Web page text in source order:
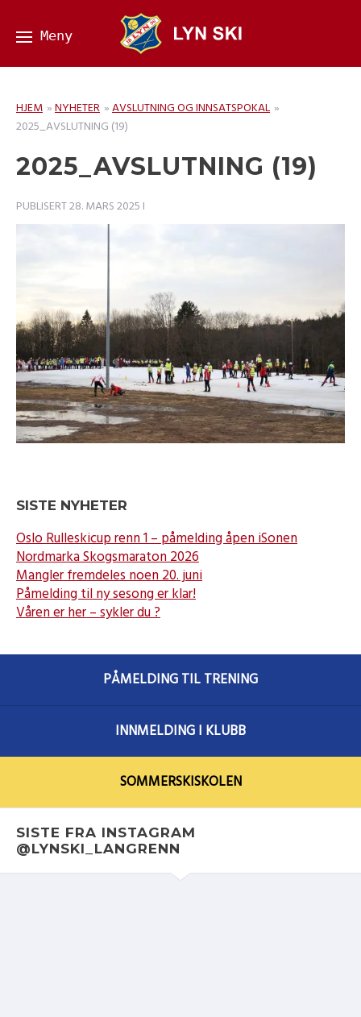
HJEM »NYHETER »AVSLUTNING OG INNSATSPOKAL »
2025_AVSLUTNING (19)
2025_AVSLUTNING (19)
PUBLISERT28. MARS 2025 I
SISTE NYHETER
Oslo Rulleskicup renn 1 – påmelding åpen iSonen
Nordmarka Skogsmaraton 2026
Mangler fremdeles noen 20. juni
Påmelding til ny sesong er klar!
Våren er her – sykler du ?
PÅMELDING TIL TRENING
INNMELDING I KLUBB
SOMMERSKISKOLEN
SISTE FRA INSTAGRAM
@LYNSKI_LANGRENN